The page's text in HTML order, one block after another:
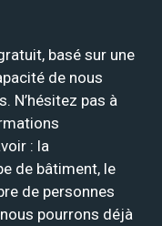
basé sur une
de nous
N’hésitez pas à
: la
de bâtiment, le
de personnes
pourrons déjà